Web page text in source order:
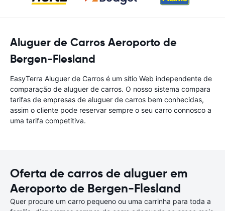
Aluguer de Carros Aeroporto de
Bergen-Flesland
EasyTerra Aluguer de Carros é um sítio Web independente de
comparação de aluguer de carros. O nosso sistema compara
tarifas de empresas de aluguer de carros bem conhecidas,
assim o cliente pode reservar sempre o seu carro connosco a
uma tarifa competitiva.
Oferta de carros de aluguer em
Aeroporto de Bergen-Flesland
Quer procure um carro pequeno ou uma carrinha para toda a